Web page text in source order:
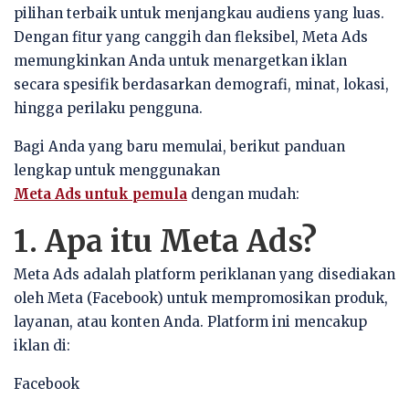
pilihan terbaik untuk menjangkau audiens yang luas.
Dengan fitur yang canggih dan fleksibel, Meta Ads
memungkinkan Anda untuk menargetkan iklan
secara spesifik berdasarkan demografi, minat, lokasi,
hingga perilaku pengguna.
Bagi Anda yang baru memulai, berikut panduan
lengkap untuk menggunakan
Meta Ads untuk pemula dengan mudah:
1. Apa itu Meta Ads?
Meta Ads adalah platform periklanan yang disediakan
oleh Meta (Facebook) untuk mempromosikan produk,
layanan, atau konten Anda. Platform ini mencakup
iklan di:
Facebook